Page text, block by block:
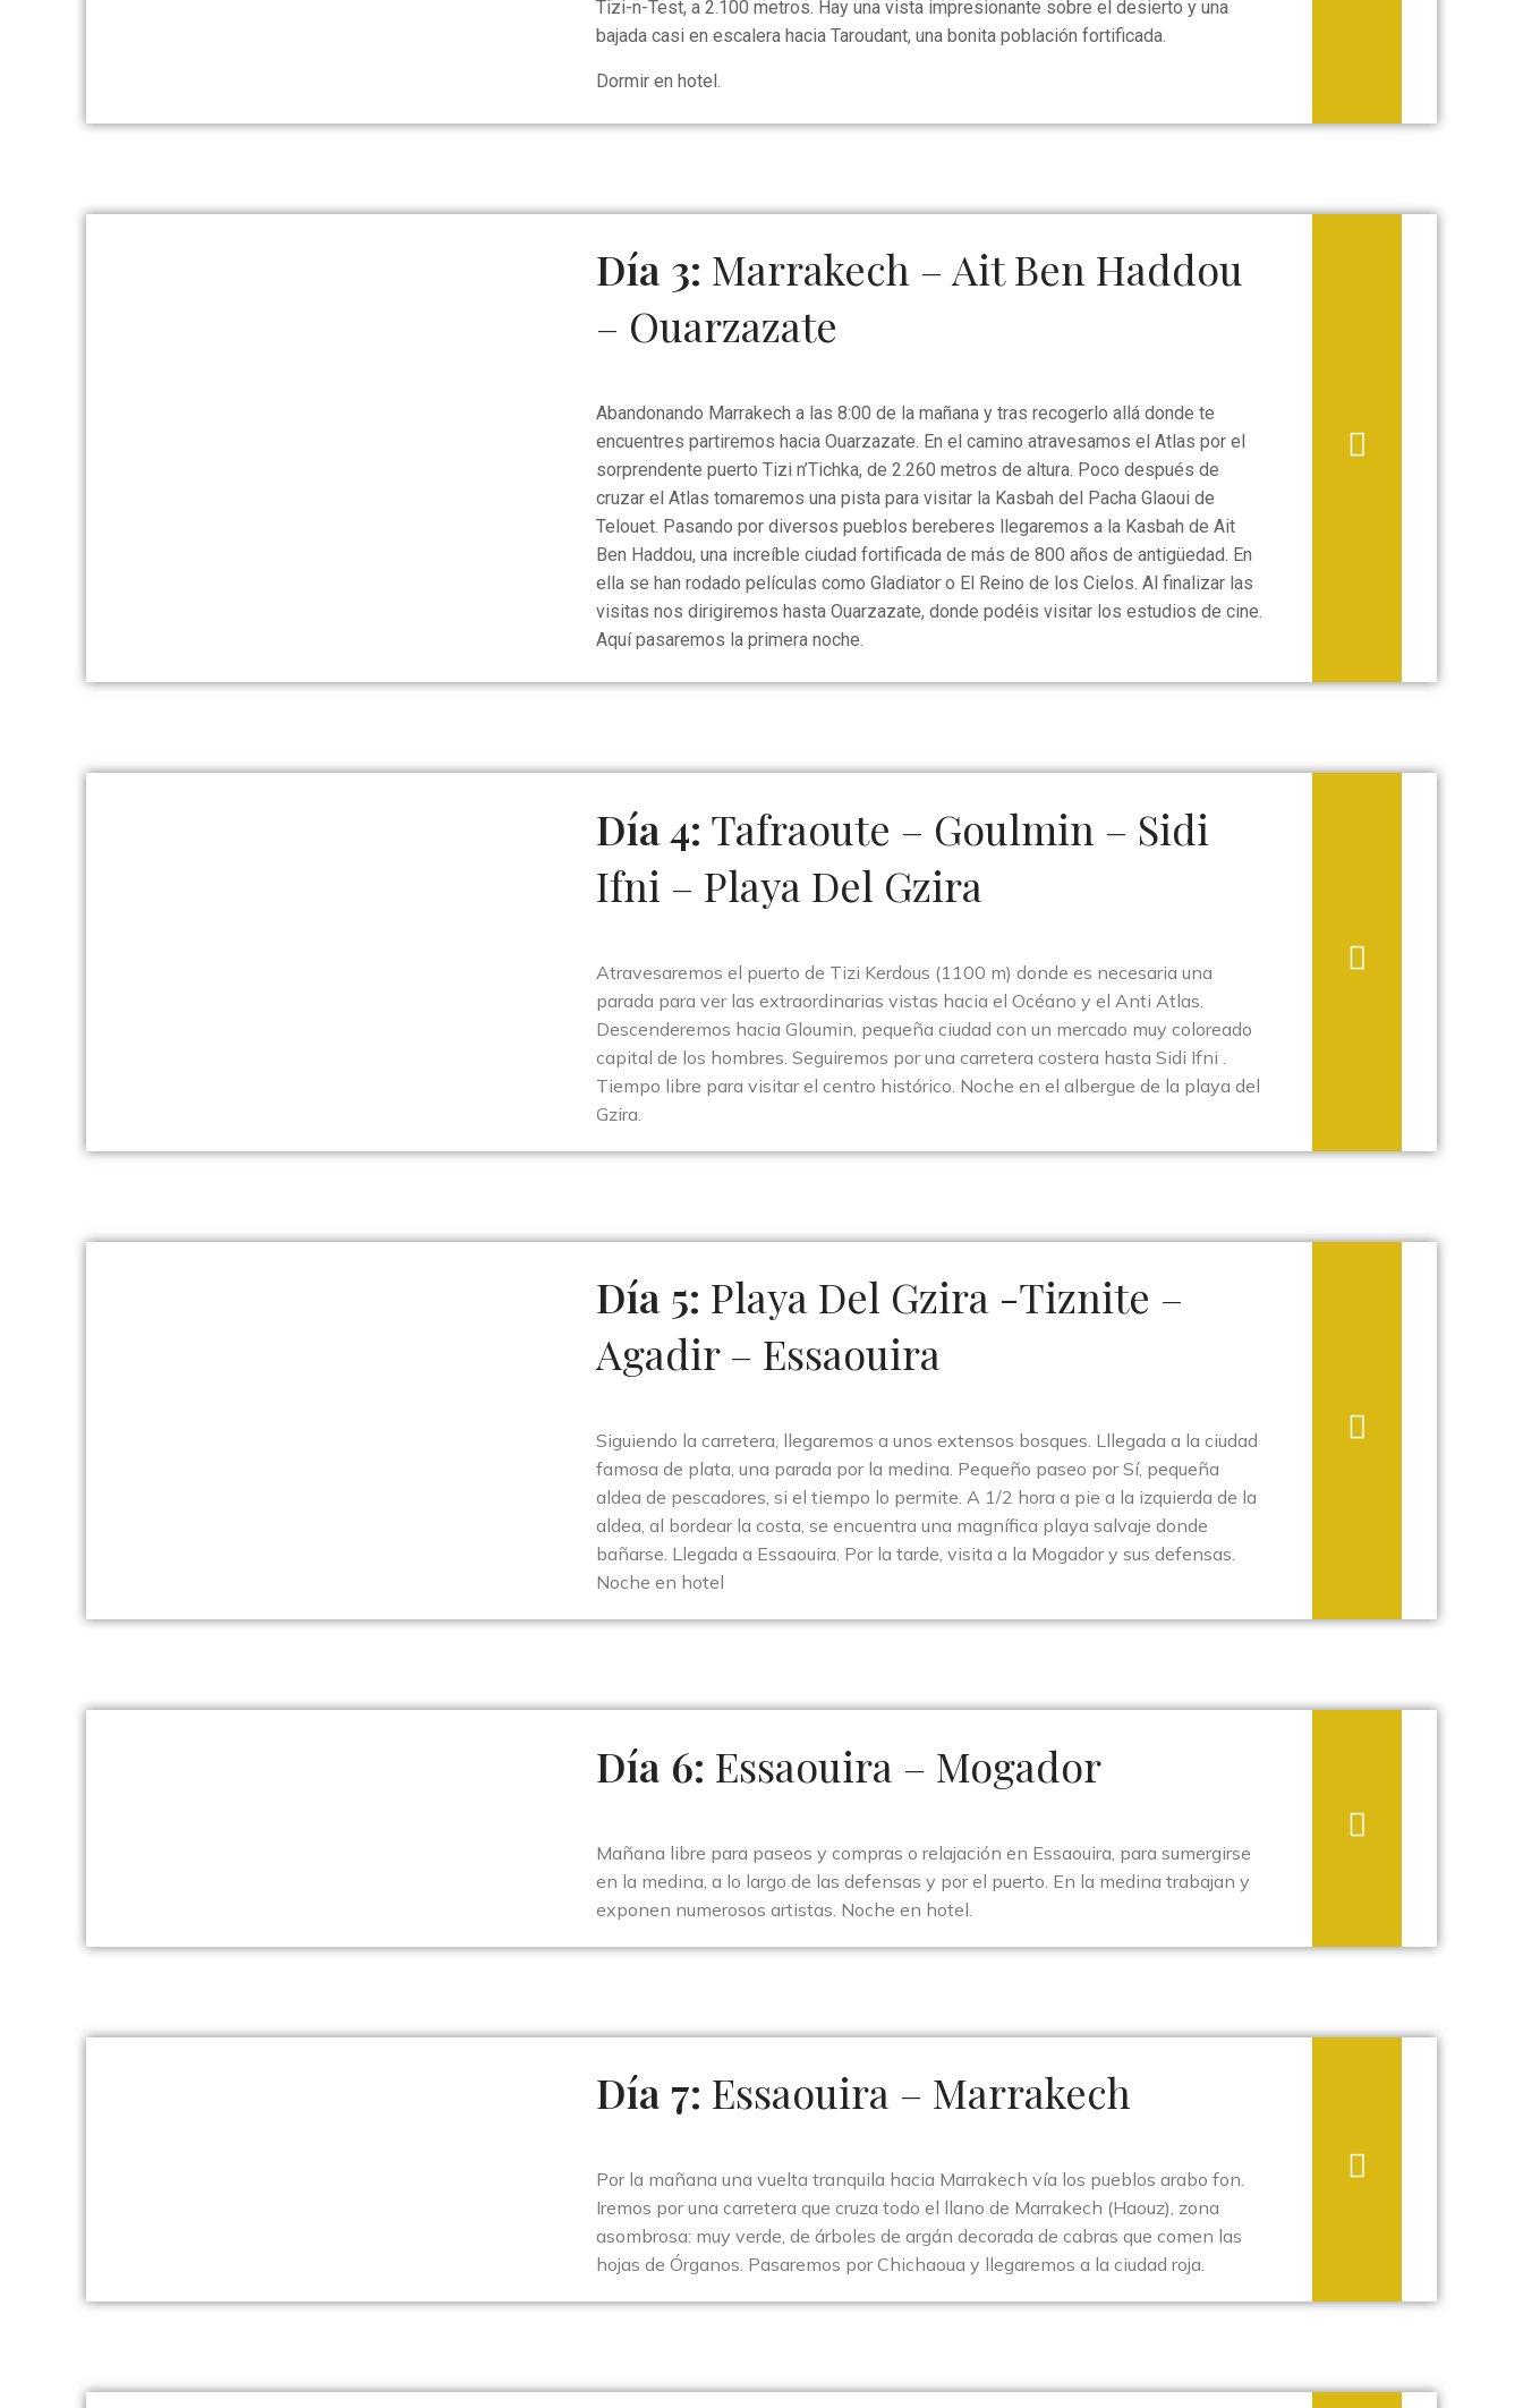
Tizi-n-Test, a 2.100 metros. Hay una vista impresionante sobre el desierto y una
bajada casi en escalera hacia Taroudant, una bonita población fortificada.
Dormir en hotel.
Día 3: Marrakech – Ait Ben Haddou
– Ouarzazate
Abandonando Marrakech a las 8:00 de la mañana y tras recogerlo allá donde te
encuentres partiremos hacia Ouarzazate. En el camino atravesamos el Atlas por el
sorprendente puerto Tizi n’Tichka, de 2.260 metros de altura. Poco después de
cruzar el Atlas tomaremos una pista para visitar la Kasbah del Pacha Glaoui de
Telouet. Pasando por diversos pueblos bereberes llegaremos a la Kasbah de Ait
Ben Haddou, una increíble ciudad fortificada de más de 800 años de antigüedad. En
ella se han rodado películas como Gladiator o El Reino de los Cielos. Al finalizar las
visitas nos dirigiremos hasta Ouarzazate, donde podéis visitar los estudios de cine.
Aquí pasaremos la primera noche.
Día 4: Tafraoute – Goulmin – Sidi
Ifni – Playa Del Gzira
Atravesaremos el puerto de Tizi Kerdous (1100 m) donde es necesaria una
parada para ver las extraordinarias vistas hacia el Océano y el Anti Atlas.
Descenderemos hacia Gloumin, pequeña ciudad con un mercado muy coloreado
capital de los hombres. Seguiremos por una carretera costera hasta Sidi Ifni .
Tiempo libre para visitar el centro histórico. Noche en el albergue de la playa del
Gzira.
Día 5: Playa Del Gzira -Tiznite –
Agadir – Essaouira
Siguiendo la carretera, llegaremos a unos extensos bosques. Lllegada a la ciudad
famosa de plata, una parada por la medina. Pequeño paseo por Sí, pequeña
aldea de pescadores, si el tiempo lo permite. A 1/2 hora a pie a la izquierda de la
aldea, al bordear la costa, se encuentra una magnífica playa salvaje donde
bañarse. Llegada a Essaouira. Por la tarde, visita a la Mogador y sus defensas.
Noche en hotel
Día 6: Essaouira – Mogador
Mañana libre para paseos y compras o relajación en Essaouira, para sumergirse
en la medina, a lo largo de las defensas y por el puerto. En la medina trabajan y
exponen numerosos artistas. Noche en hotel.
Día 7: Essaouira – Marrakech
Por la mañana una vuelta tranquila hacia Marrakech vía los pueblos arabo fon.
Iremos por una carretera que cruza todo el llano de Marrakech (Haouz), zona
asombrosa: muy verde, de árboles de argán decorada de cabras que comen las
hojas de Órganos. Pasaremos por Chichaoua y llegaremos a la ciudad roja.